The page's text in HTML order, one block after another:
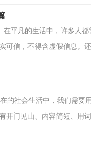
平凡的生活中，许多人都
可信，不得含虚假信息。
整理的教师请产假请假条7
的社会生活中，我们需要
开门见山、内容简短、用
合理呢？下面是小编收集整